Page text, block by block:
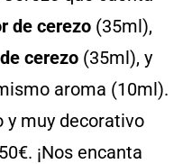
de cerezo (35ml),
cerezo (35ml), y
aroma (10ml).
y muy decorativo
¡Nos encanta